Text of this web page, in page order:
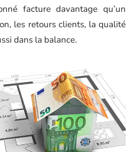
facture davantage qu’un
les retours clients, la qualité
dans la balance.